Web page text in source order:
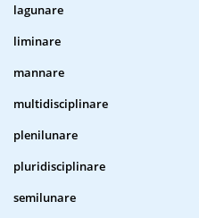
lagunare
liminare
mannare
multidisciplinare
plenilunare
pluridisciplinare
semilunare